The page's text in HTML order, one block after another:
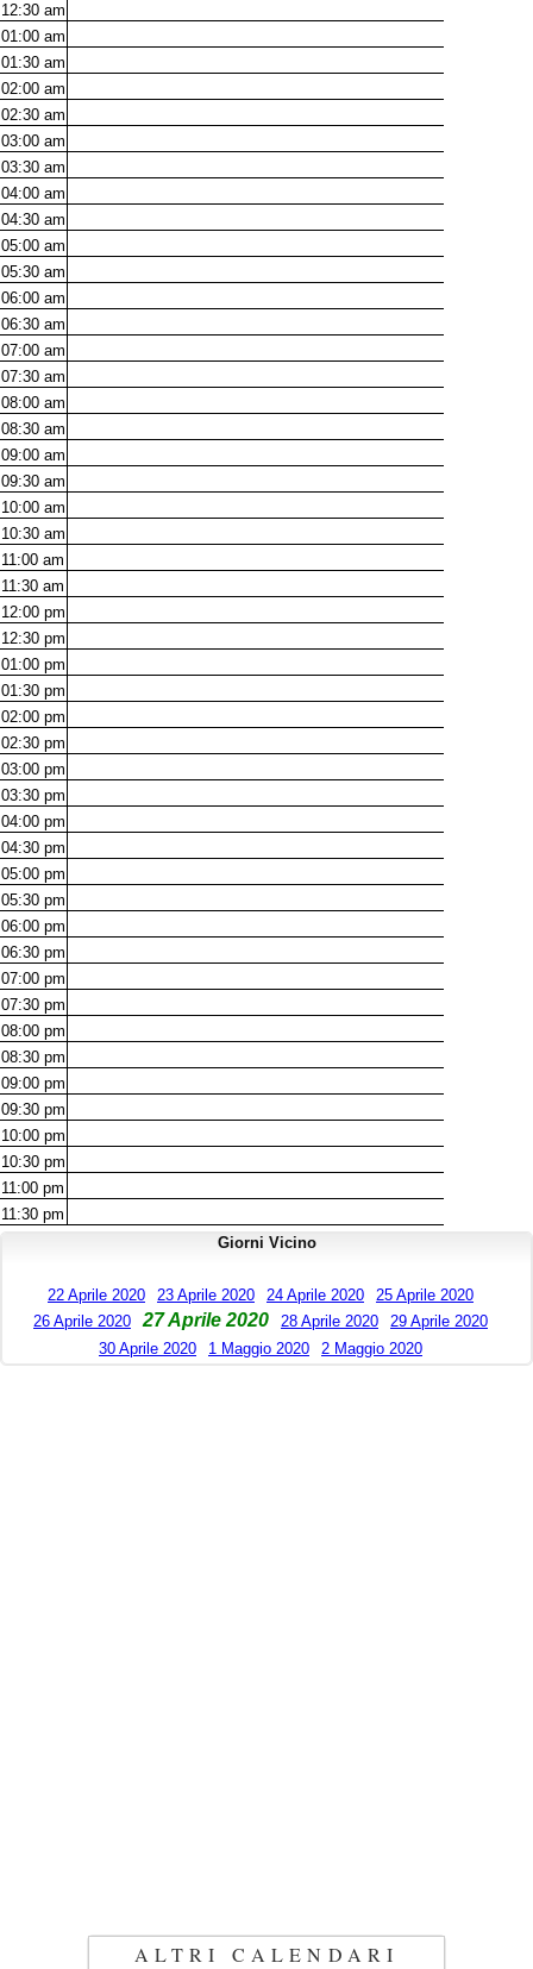
12:30 am
01:00 am
01:30 am
02:00 am
02:30 am
03:00 am
03:30 am
04:00 am
04:30 am
05:00 am
05:30 am
06:00 am
06:30 am
07:00 am
07:30 am
08:00 am
08:30 am
09:00 am
09:30 am
10:00 am
10:30 am
11:00 am
11:30 am
12:00 pm
12:30 pm
01:00 pm
01:30 pm
02:00 pm
02:30 pm
03:00 pm
03:30 pm
04:00 pm
04:30 pm
05:00 pm
05:30 pm
06:00 pm
06:30 pm
07:00 pm
07:30 pm
08:00 pm
08:30 pm
09:00 pm
09:30 pm
10:00 pm
10:30 pm
11:00 pm
11:30 pm
Giorni Vicino
22 Aprile 2020 23 Aprile 2020 24 Aprile 2020
25 Aprile 2020
26 Aprile 2020
27 Aprile 2020 28 Aprile 2020
29 Aprile 2020
30 Aprile 2020
1 Maggio 2020 2 Maggio 2020
ALTRI CALENDARI